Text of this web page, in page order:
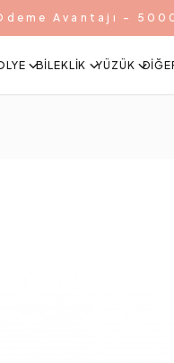
Avantajı -
BILEKLIK YÜZÜK